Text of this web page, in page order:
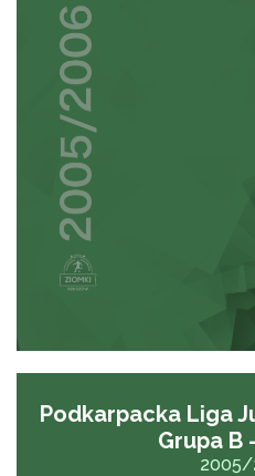
Podkarpacka Liga
Grupa B
2005/